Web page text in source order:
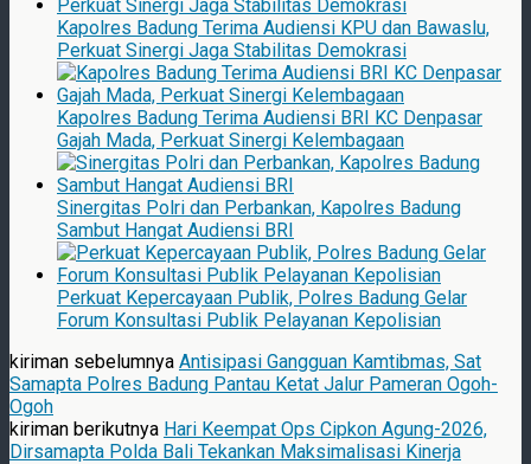
Kapolres Badung Terima Audiensi KPU dan Bawaslu,
Perkuat Sinergi Jaga Stabilitas Demokrasi
Kapolres Badung Terima Audiensi BRI KC Denpasar
Gajah Mada, Perkuat Sinergi Kelembagaan
Sinergitas Polri dan Perbankan, Kapolres Badung
Sambut Hangat Audiensi BRI
Perkuat Kepercayaan Publik, Polres Badung Gelar
Forum Konsultasi Publik Pelayanan Kepolisian
kiriman sebelumnya Antisipasi Gangguan Kamtibmas, Sat
Samapta Polres Badung Pantau Ketat Jalur Pameran Ogoh-
Ogoh
kiriman berikutnya Hari Keempat Ops Cipkon Agung-2026,
Dirsamapta Polda Bali Tekankan Maksimalisasi Kinerja